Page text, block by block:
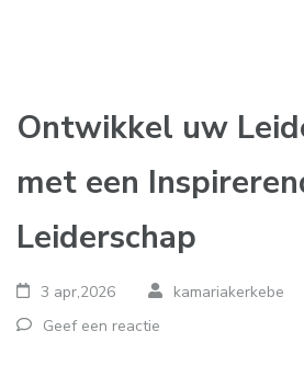
Ontwikkel uw
met een
Leiderschap
3 apr,2026
kamariakerkebe
Geef een reactie